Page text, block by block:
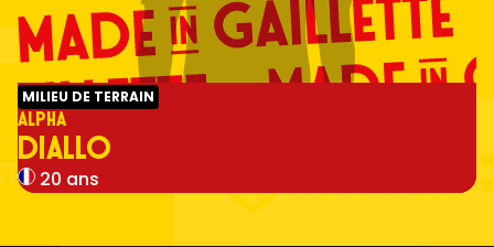
MILIEU DE TERRAIN
ALPHA
DIALLO
20 ans